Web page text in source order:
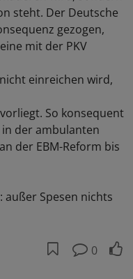
steht. Der Deutsche
gezogen,
mit der PKV
einreichen wird,
So konsequent
der ambulanten
der EBM-Reform bis
außer Spesen nichts
0